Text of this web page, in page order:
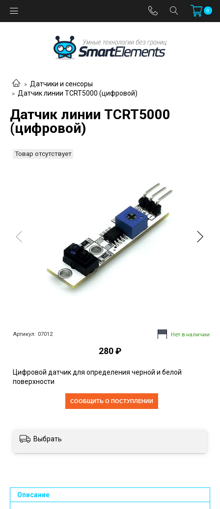
0
Датчики и сенсоры
Датчик линии TCRT5000 (цифровой)
Датчик линии TCRT5000
(цифровой)
Товар отсутствует
Артикул: 07012 Нет в наличии
280 ₽
Цифровой датчик для определения черной и белой
поверхности
CООБЩИТЬ О ПОСТУПЛЕНИИ
Выбрать
Описание